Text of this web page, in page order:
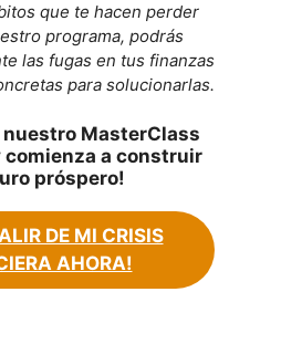
que te hacen perder
programa, podrás
las fugas en tus finanzas
para solucionarlas.
nuestro MasterClass
comienza a construir
próspero!
DE MI CRISIS
AHORA!